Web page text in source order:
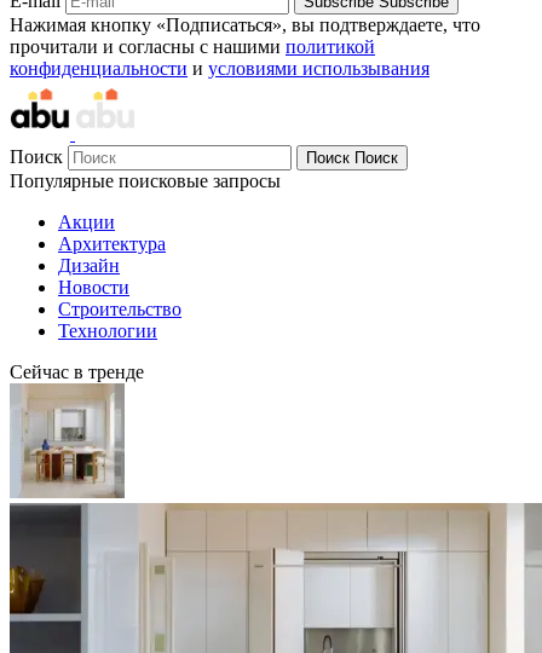
Нажимая кнопку «Подписаться», вы подтверждаете, что
прочитали и согласны с нашими политикой
конфиденциальности и условиями использывания
Поиск Поиск Поиск
Популярные поисковые запросы
Акции
Архитектура
Дизайн
Новости
Строительство
Технологии
Сейчас в тренде